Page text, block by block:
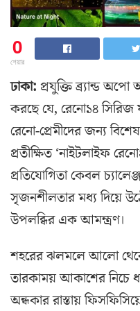
0
শেয়ার
ঢাকা: প্রযুক্তি ব্র্যান্ড অপো
করছে যে, রেনো১৪
রেনো-প্রেমীদের জন্য
প্রতীক্ষিত ‘নাইটলাইফ
প্রতিযোগিতা কেবল
সৃজনশীলতার মধ্য দিয়ে
উপলব্ধির এক আমন্ত্রণ।
শহরের ঝলমলে আলো
তারকাময় আকাশের নিচে
অন্ধকার রাস্তায়